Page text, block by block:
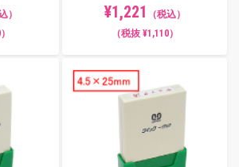
お選びいただけます。
）
¥1,221
（税込）
（税抜 ¥1,110）